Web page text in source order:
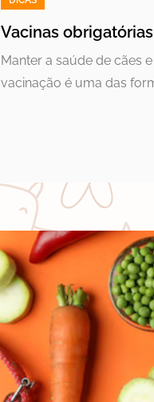
Vacinas
Manter a saúde de cães
vacinação é uma das